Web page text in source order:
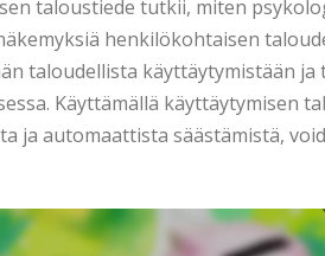
taloustiede tutkii, miten
henkilökohtaisen
taloudellista käyttäytymistään
Käyttämällä käyttäytymisen
ja automaattista säästämistä,